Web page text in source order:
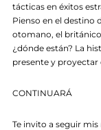
tácticas en éxitos
Pienso en el destino
otomano, el
¿dónde están? La
presente y proyectar
CONTINUARÁ
Te invito a seguir mis